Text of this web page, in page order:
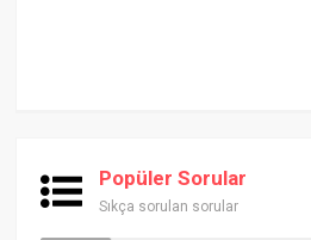
Popüler Sorular
Sıkça sorulan sorular